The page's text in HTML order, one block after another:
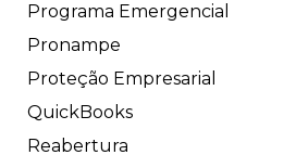
Programa Emergencial
Pronampe
Proteção Empresarial
QuickBooks
Reabertura